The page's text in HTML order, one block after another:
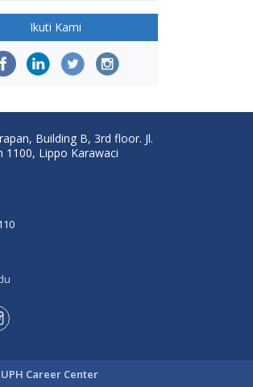
Ikuti Kami
Building B, 3rd floor. Jl.
1100, Lippo Karawaci
UPH Career Center